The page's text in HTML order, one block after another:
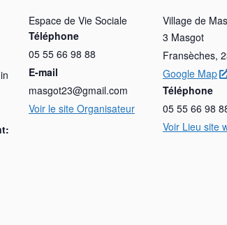
Espace de Vie Sociale
Téléphone
05 55 66 98 88
E-mail
masgot23@gmail.com
Voir le site Organisateur
Village de
3 Masgot
Fransèches,
Google Map
Téléphone
05 55 66 98
Voir Lieu site